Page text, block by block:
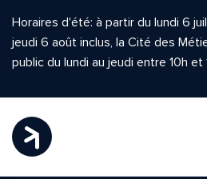
Horaires d'été: à partir du lundi 6
jeudi 6 août inclus, la Cité des
public du lundi au jeudi entre 10h et